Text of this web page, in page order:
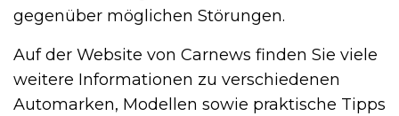
gegenüber möglichen Störungen.
Auf der Website von Carnews finden Sie viele
weitere Informationen zu verschiedenen
Automarken, Modellen sowie praktische Tipps